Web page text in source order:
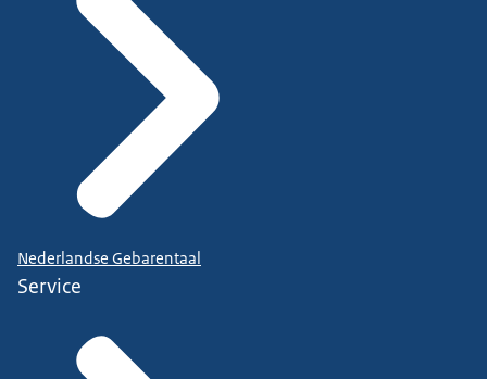
Nederlandse Gebarentaal
Service